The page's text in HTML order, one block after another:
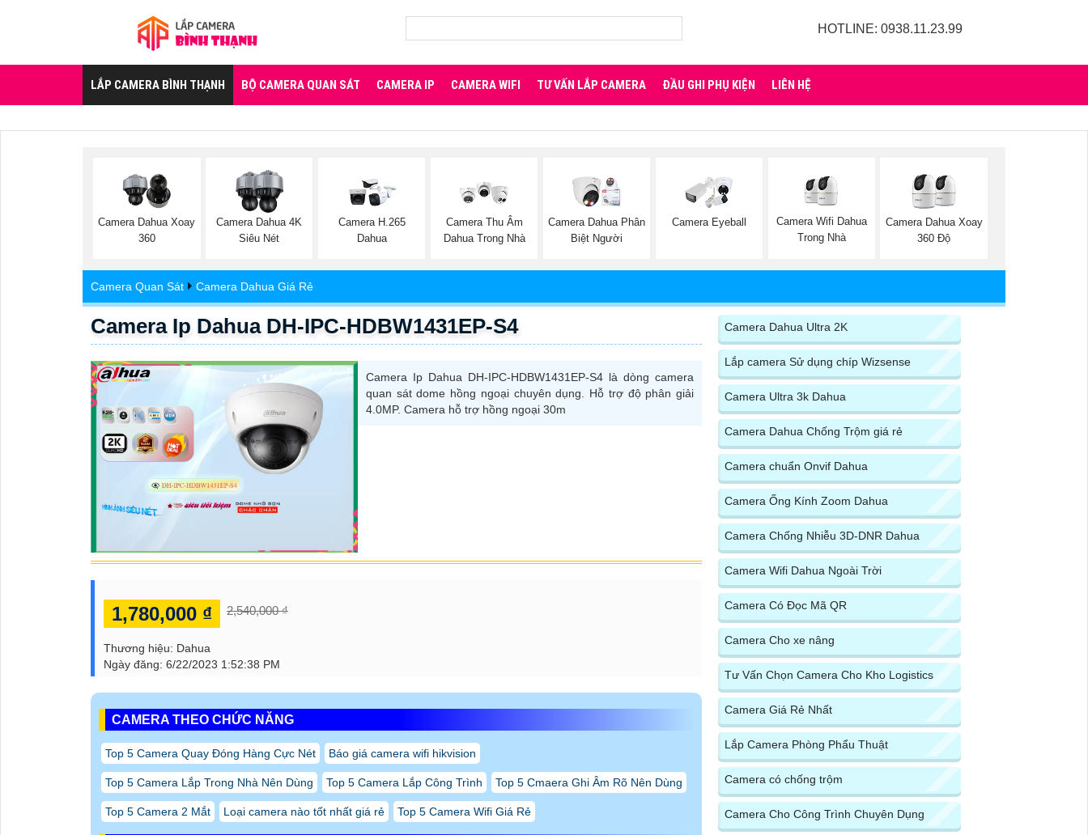
HOTLINE: 0938.11.23.99
LẮP CAMERA BÌNH THẠNH BỘ CAMERA QUAN SÁT CAMERA IP CAMERA WIFI TƯ VẤN LẮP CAMERA ĐẦU GHI PHỤ KIỆN LIÊN HỆ
Camera Dahua Xoay
360
Camera Dahua 4K
Siêu Nét
Camera H.265
Dahua
Camera Thu Âm
Dahua Trong Nhà
Camera Dahua Phân
Biệt Người
Camera Eyeball
Camera Wifi Dahua
Trong Nhà
Camera Dahua Xoay
360 Độ
Camera Quan Sát Camera Dahua Giá Rẻ
Camera Ip Dahua DH-IPC-HDBW1431EP-S4
Camera Ip Dahua DH-IPC-HDBW1431EP-S4 là dòng camera
quan sát dome hồng ngoại chuyên dụng. Hỗ trợ độ phân giải
4.0MP. Camera hỗ trợ hồng ngoại 30m
1,780,000 ₫ 2,540,000 ₫
Thương hiệu: Dahua
Ngày đăng: 6/22/2023 1:52:38 PM
CAMERA THEO CHỨC NĂNG
Top 5 Camera Quay Đóng Hàng Cực Nét Báo giá camera wifi hikvision
Top 5 Camera Lắp Trong Nhà Nên Dùng Top 5 Camera Lắp Công Trình Top 5 Cmaera Ghi Âm Rõ Nên Dùng
Top 5 Camera 2 Mắt Loại camera nào tốt nhất giá rẻ Top 5 Camera Wifi Giá Rẻ
Camera Dahua Ultra 2K
Lắp camera Sử dụng chíp Wizsense
Camera Ultra 3k Dahua
Camera Dahua Chống Trộm giá rẻ
Camera chuẩn Onvif Dahua
Camera Ống Kính Zoom Dahua
Camera Chống Nhiễu 3D-DNR Dahua
Camera Wifi Dahua Ngoài Trời
Camera Có Đọc Mã QR
Camera Cho xe nâng
Tư Vấn Chọn Camera Cho Kho Logistics
Camera Giá Rẻ Nhất
Lắp Camera Phòng Phẩu Thuật
Camera có chống trộm
Camera Cho Công Trình Chuyên Dụng